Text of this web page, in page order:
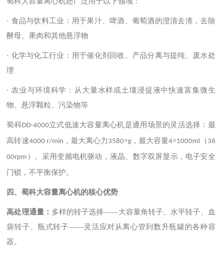
· 食品与饮料工业：用于果汁、啤酒、葡萄酒的澄清去渣，去除
酵母、果肉和其他悬浮物
· 化学与化工行业：用于催化剂回收、产品分离与提纯、废水处
理
· 农业与环境科学：从大量水样或土壤浸提液中快速富集微生
物、悬浮颗粒、污染物等
蜀科DD-4000立式低速大容量离心机是通用场景的灵活选择：最
高转速4000 r/min ，最大离心力 3580×g ，最大容量4×1000ml （ 36
00rpm ）。采用变频电机驱动，液晶、数字双屏显示，电子安全
门锁，不平衡保护。
四、蜀科大容量离心机的核心优势
高处理通量： 多样的转子选择——大容量角转子、水平转子、血
袋转子、瓶式转子——灵活应对从离心管到数升瓶罐的各种容
器。